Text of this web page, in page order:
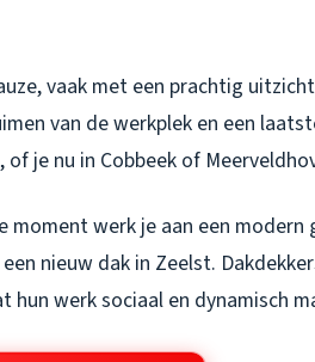
vaak met een prachtig
van de werkplek en een
je nu in Cobbeek of
moment werk je aan een modern
nieuw dak in Zeelst.
hun werk sociaal en dynamisch